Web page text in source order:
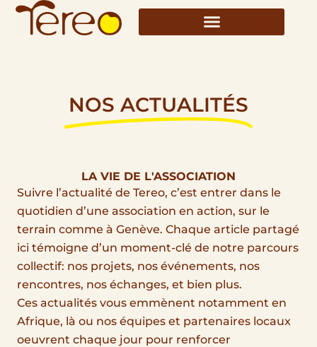
Aller
NOS ACTUALITÉS
LA VIE DE L'ASSOCIATION
Suivre l’actualité de Tereo, c’est entrer dans le
quotidien d’une association en action, sur le
terrain comme à Genève. Chaque article partagé
ici témoigne d’un moment-clé de notre parcours
collectif: nos projets, nos événements, nos
rencontres, nos échanges, et bien plus.
Ces actualités vous emmènent notamment en
Afrique, là ou nos équipes et partenaires locaux
oeuvrent chaque jour pour renforcer